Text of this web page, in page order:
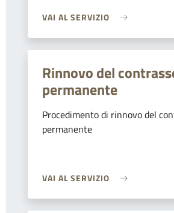
VAI AL SERVIZIO
Rinnovo del
permanente
Procedimento di rinnovo del
permanente
VAI AL SERVIZIO